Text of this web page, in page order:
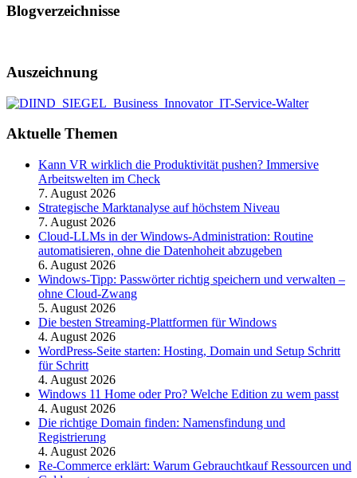
Blogverzeichnisse
Auszeichnung
Aktuelle Themen
Kann VR wirklich die Produktivität pushen? Immersive
Arbeitswelten im Check
7. August 2026
Strategische Marktanalyse auf höchstem Niveau
7. August 2026
Cloud-LLMs in der Windows-Administration: Routine
automatisieren, ohne die Datenhoheit abzugeben
6. August 2026
Windows-Tipp: Passwörter richtig speichern und verwalten –
ohne Cloud-Zwang
5. August 2026
Die besten Streaming-Plattformen für Windows
4. August 2026
WordPress-Seite starten: Hosting, Domain und Setup Schritt
für Schritt
4. August 2026
Windows 11 Home oder Pro? Welche Edition zu wem passt
4. August 2026
Die richtige Domain finden: Namensfindung und
Registrierung
4. August 2026
Re-Commerce erklärt: Warum Gebrauchtkauf Ressourcen und